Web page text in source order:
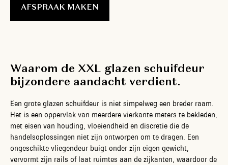
AFSPRAAK MAKEN
Waarom de XXL glazen schuifdeur
bijzondere aandacht verdient.
Een grote glazen schuifdeur is niet simpelweg een breder raam.
Het is een oppervlak van meerdere vierkante meters te bekleden,
met eisen van houding, vloeiendheid en discretie die de
handelsoplossingen niet zijn ontworpen om te dragen. Een
ongeschikte vliegendeur buigt onder zijn eigen gewicht,
vervormt zijn rails of laat ruimtes aan de zijkanten, waardoor de